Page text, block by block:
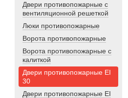
Двери противопожарные с
вентиляционной решеткой
Люки противопожарные
Ворота противопожарные
Ворота противопожарные с
калиткой
Двери противопожарные EI
30
Двери противопожарные EI